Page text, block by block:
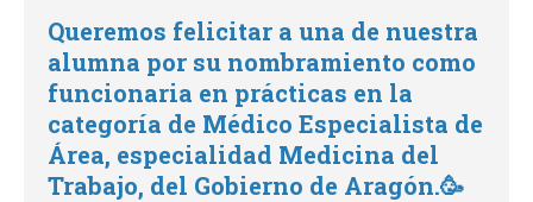
Queremos felicitar a una de nuestra
alumna por su nombramiento como
funcionaria en prácticas en la
categoría de Médico Especialista de
Área, especialidad Medicina del
Trabajo, del Gobierno de Aragón.🥳